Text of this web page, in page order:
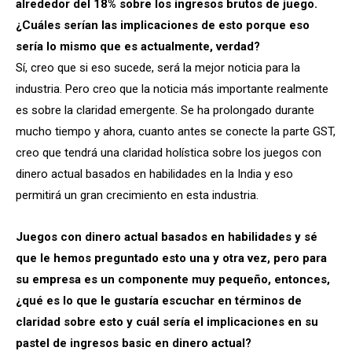
alrededor del 18% sobre los ingresos brutos de juego.
¿Cuáles serían las implicaciones de esto porque eso
sería lo mismo que es actualmente, verdad?
Sí, creo que si eso sucede, será la mejor noticia para la
industria. Pero creo que la noticia más importante realmente
es sobre la claridad emergente. Se ha prolongado durante
mucho tiempo y ahora, cuanto antes se conecte la parte GST,
creo que tendrá una claridad holística sobre los juegos con
dinero actual basados ​​en habilidades en la India y eso
permitirá un gran crecimiento en esta industria.
Juegos con dinero actual basados ​​en habilidades y sé
que le hemos preguntado esto una y otra vez, pero para
su empresa es un componente muy pequeño, entonces,
¿qué es lo que le gustaría escuchar en términos de
claridad sobre esto y cuál sería el implicaciones en su
pastel de ingresos basic en dinero actual?